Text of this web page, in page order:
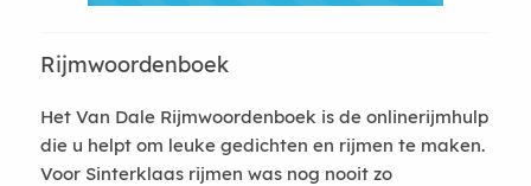
Rijmwoordenboek
Het Van Dale Rijmwoordenboek is de onlinerijmhulp
die u helpt om leuke gedichten en rijmen te maken.
Voor Sinterklaas rijmen was nog nooit zo